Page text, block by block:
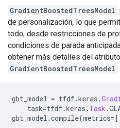
GradientBoostedTreesModel
de personalización, lo que
todo, desde restricciones de
condiciones de parada
obtener más detalles del atributo
GradientBoostedTreesModel .
gbt_model = tfdf.keras .
task=tfdf.keras . Task .
gbt_model .compile(metrics=[